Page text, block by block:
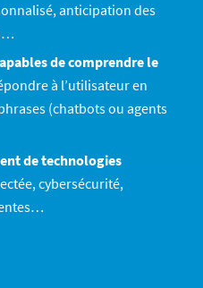
anticipation des
de comprendre le
à l’utilisateur en
(chatbots ou agents
de technologies
cybersécurité,